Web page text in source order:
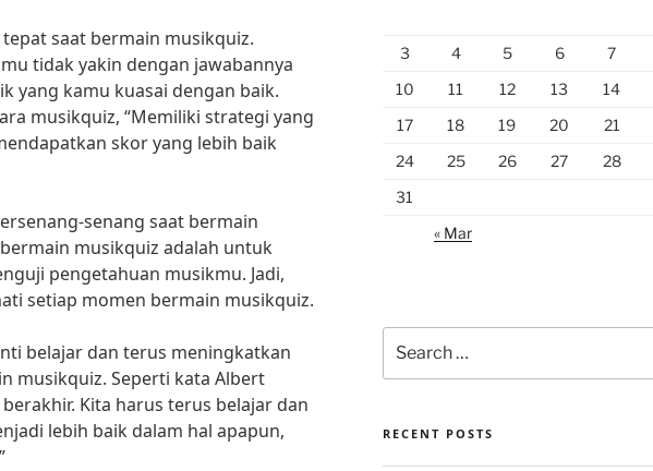
saat bermain musikquiz.
tidak yakin dengan jawabannya
yang kamu kuasai dengan baik.
musikquiz, “Memiliki strategi yang
skor yang lebih baik
senang saat bermain
musikquiz adalah untuk
pengetahuan musikmu. Jadi,
setiap momen bermain musikquiz.
belajar dan terus meningkatkan
musikquiz. Seperti kata Albert
Kita harus terus belajar dan
lebih baik dalam hal apapun,
3
4 5 6 7
10
11 12 13 14
17
18 19 20 21
24
25 26 27 28
31
« Mar
for:
RECENT POSTS